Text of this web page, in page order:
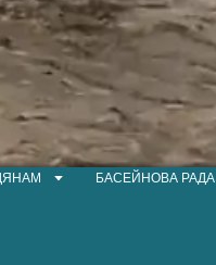
БАСЕЙНОВА РАДА